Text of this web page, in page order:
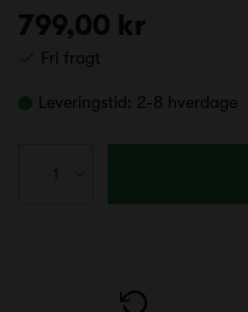
799,00 kr
Fri fragt
Leveringstid: 2-8 hverdage